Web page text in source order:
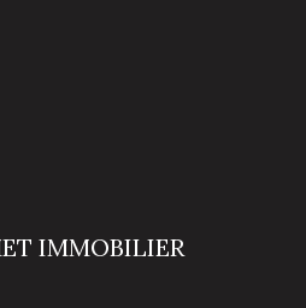
IMMOBILIER